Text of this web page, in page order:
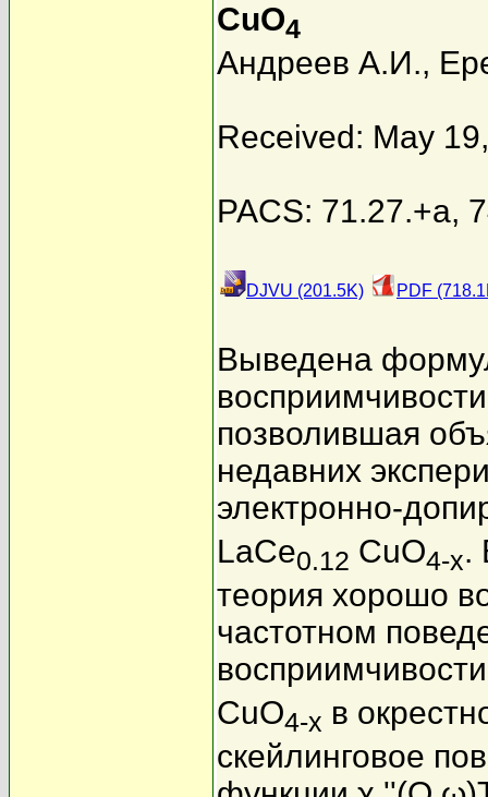
CuO4
Андреев А.И.,
Received: May
PACS: 71.27.+a,
DJVU (201.5K) PDF
Выведена
позволившая
недавних
электронно-
LaCe0.12 CuO4-x.
теория хорошо
частотном
CuO4-x в
скейлинговое